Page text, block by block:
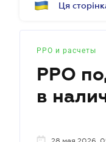
Ця
РРО и расчеты
РРО
в